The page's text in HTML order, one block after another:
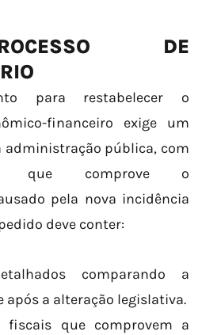
DE
para restabelecer o
financeiro exige um
administração pública, com
que comprove o
pela nova incidência
deve conter:
comparando a
após a alteração legislativa.
fiscais que comprovem a